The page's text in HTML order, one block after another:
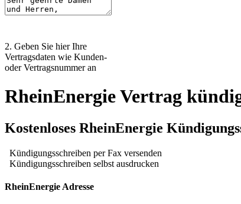
2. Geben Sie hier Ihre
Vertragsdaten wie Kunden-
oder Vertragsnummer an
RheinEnergie Vertrag
Kostenloses RheinEnergie
Kündigungsschreiben per Fax versenden
Kündigungsschreiben selbst ausdrucken
RheinEnergie Adresse